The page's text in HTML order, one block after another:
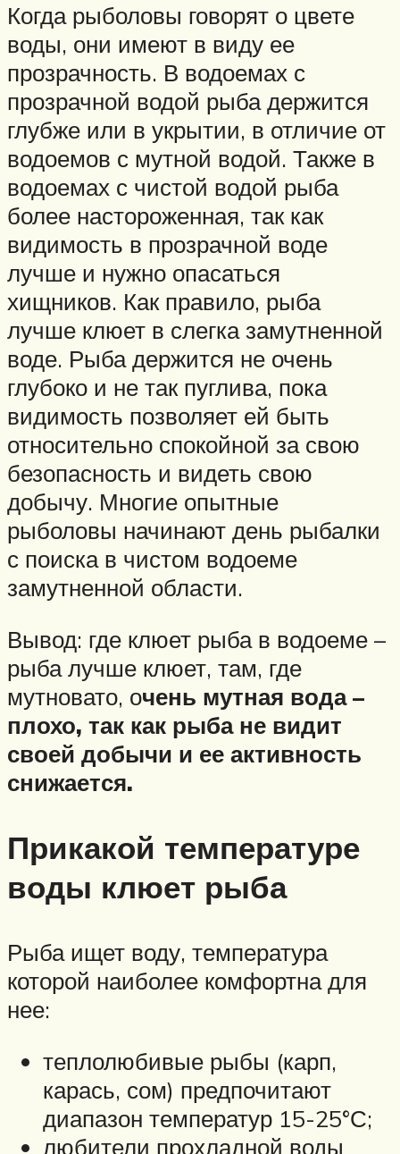
Когда рыболовы говорят о цвете
воды, они имеют в виду ее
прозрачность. В водоемах с
прозрачной водой рыба держится
глубже или в укрытии, в отличие от
водоемов с мутной водой. Также в
водоемах с чистой водой рыба
более настороженная, так как
видимость в прозрачной воде
лучше и нужно опасаться
хищников. Как правило, рыба
лучше клюет в слегка замутненной
воде. Рыба держится не очень
глубоко и не так пуглива, пока
видимость позволяет ей быть
относительно спокойной за свою
безопасность и видеть свою
добычу. Многие опытные
рыболовы начинают день рыбалки
с поиска в чистом водоеме
замутненной области.
Вывод: где клюет рыба в водоеме –
рыба лучше клюет, там, где
мутновато, очень мутная вода –
плохо, так как рыба не видит
своей добычи и ее активность
снижается.
Прикакой температуре
воды клюет рыба
Рыба ищет воду, температура
которой наиболее комфортна для
нее:
теплолюбивые рыбы (карп,
карась, сом) предпочитают
диапазон температур 15-25°С;
любители прохладной воды